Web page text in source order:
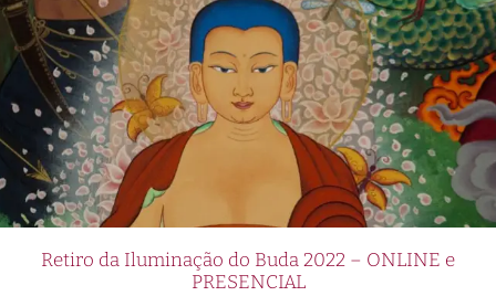
Retiro da Iluminação do Buda 2022 – ONLINE e
PRESENCIAL